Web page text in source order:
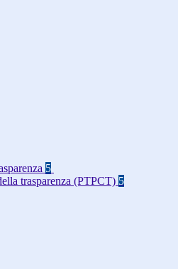
5
trasparenza (PTPCT) 5